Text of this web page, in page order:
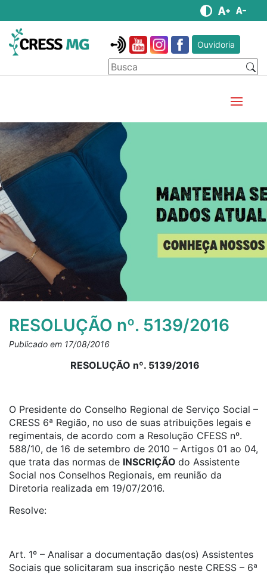
Ouvidoria
RESOLUÇÃO nº. 5139/2016
Publicado em 17/08/2016
RESOLUÇÃO nº. 5139/2016
O Presidente do Conselho Regional de Serviço Social –
CRESS 6ª Região, no uso de suas atribuições legais e
regimentais, de acordo com a Resolução CFESS nº.
588/10, de 16 de setembro de 2010 – Artigos 01 ao 04,
que trata das normas de INSCRIÇÃO do Assistente
Social nos Conselhos Regionais, em reunião da
Diretoria realizada em 19/07/2016.
Resolve:
Art. 1º – Analisar a documentação das(os) Assistentes
Sociais que solicitaram sua inscrição neste CRESS – 6ª